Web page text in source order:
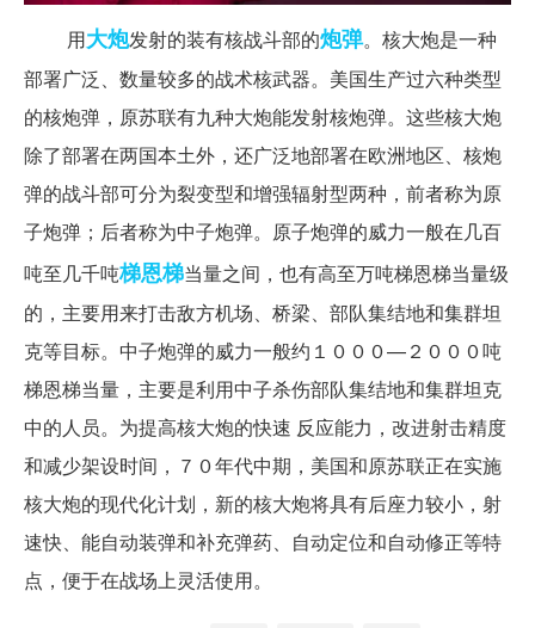
用大炮发射的装有核战斗部的炮弹。核大炮是一种
部署广泛、数量较多的战术核武器。美国生产过六种类型
的核炮弹，原苏联有九种大炮能发射核炮弹。这些核大炮
除了部署在两国本土外，还广泛地部署在欧洲地区、核炮
弹的战斗部可分为裂变型和增强辐射型两种，前者称为原
子炮弹；后者称为中子炮弹。原子炮弹的威力一般在几百
吨至几千吨梯恩梯当量之间，也有高至万吨梯恩梯当量级
的，主要用来打击敌方机场、桥梁、部队集结地和集群坦
克等目标。中子炮弹的威力一般约１０００—２０００吨
梯恩梯当量，主要是利用中子杀伤部队集结地和集群坦克
中的人员。为提高核大炮的快速 反应能力，改进射击精度
和减少架设时间，７０年代中期，美国和原苏联正在实施
核大炮的现代化计划，新的核大炮将具有后座力较小，射
速快、能自动装弹和补充弹药、自动定位和自动修正等特
点，便于在战场上灵活使用。